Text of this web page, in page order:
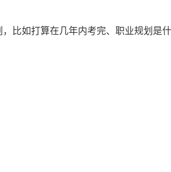
比如打算在几年内考完、职业规划是